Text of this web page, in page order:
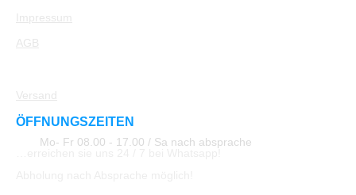
Impressum
AGB
Versand
ÖFFNUNGSZEITEN
Mo- Fr 08.00 - 17.00 / Sa nach absprache